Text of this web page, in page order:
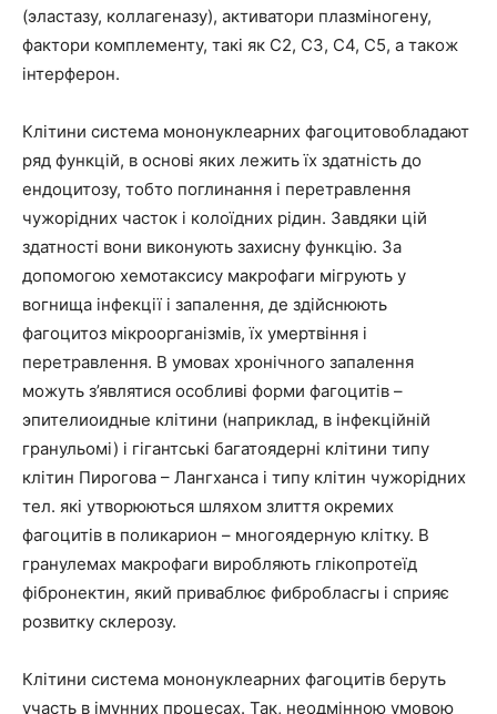
(эластазу, коллагеназу), активатори плазміногену,
фактори комплементу, такі як С2, С3, С4, С5, а також
інтерферон.
Клітини система мононуклеарних фагоцитовобладают
ряд функцій, в основі яких лежить їх здатність до
ендоцитозу, тобто поглинання і перетравлення
чужорідних часток і колоїдних рідин. Завдяки цій
здатності вони виконують захисну функцію. За
допомогою хемотаксису макрофаги мігрують у
вогнища інфекції і запалення, де здійснюють
фагоцитоз мікроорганізмів, їх умертвіння і
перетравлення. В умовах хронічного запалення
можуть з’являтися особливі форми фагоцитів –
эпителиоидные клітини (наприклад, в інфекційній
гранульомі) і гігантські багатоядерні клітини типу
клітин Пирогова – Лангханса і типу клітин чужорідних
тел. які утворюються шляхом злиття окремих
фагоцитів в поликарион – многоядерную клітку. В
гранулемах макрофаги виробляють глікопротеїд
фібронектин, який приваблює фибробласгы і сприяє
розвитку склерозу.
Клітини система мононуклеарних фагоцитів беруть
участь в імунних процесах. Так, неодмінною умовою